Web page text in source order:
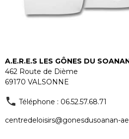
A.E.R.E.S LES GÔNES DU
462 Route de Dième
69170 VALSONNE
Téléphone : 06.52.57.68.71
centredeloisirs@gonesdusoanan-